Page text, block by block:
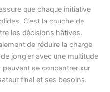
que chaque initiative
C’est la couche de
les décisions hâtives.
de réduire la charge
jongler avec une multitude
peuvent se concentrer sur
final et ses besoins.